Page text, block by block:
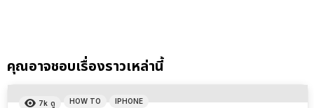
คุณอาจชอบเรื่องราวเหล่านี้
7k ดู HOW TO IPHONE